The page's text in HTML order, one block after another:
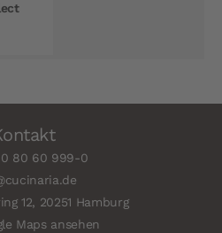
80 60 999-0
12, 20251 Hamburg
Maps ansehen